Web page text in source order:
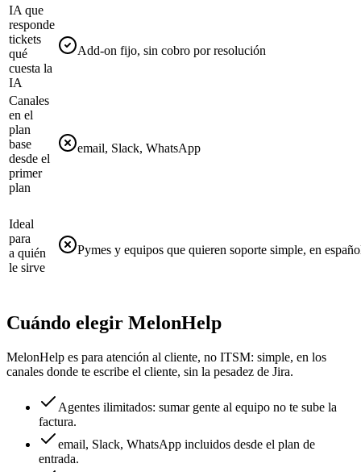
IA que
responde
tickets
qué
cuesta la
IA
Add-on fijo, sin cobro por resolución
Canales
en el
plan
base
desde el
primer
plan
email, Slack, WhatsApp
Ideal
para
a quién
le sirve
Pymes y equipos que quieren soporte simple, en
Cuándo elegir MelonHelp
MelonHelp es para atención al cliente, no ITSM: simple, en los
canales donde te escribe el cliente, sin la pesadez de Jira.
Agentes ilimitados: sumar gente al equipo no te sube la
factura.
email, Slack, WhatsApp incluidos desde el plan de
entrada.